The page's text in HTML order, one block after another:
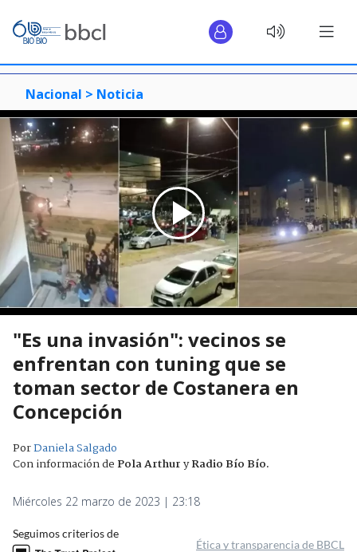
Nacional > Noticia
"Es una invasión": vecinos se
enfrentan con tuning que se
toman sector de Costanera en
Concepción
PorDaniela Salgado
Con información dePola ArthuryRadio Bío Bío.
Miércoles 22 marzo de 2023 | 23:18
Seguimos criterios de
Ética y transparencia de BBCL